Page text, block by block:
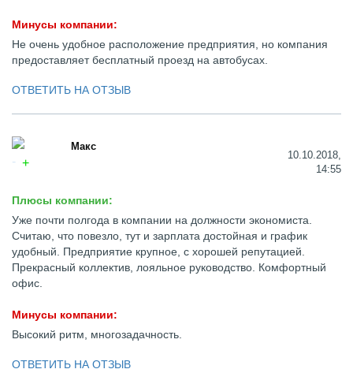
Минусы компании:
Не очень удобное расположение предприятия, но компания
предоставляет бесплатный проезд на автобусах.
ОТВЕТИТЬ НА ОТЗЫВ
Макс
10.10.2018,
14:55
Плюсы компании:
Уже почти полгода в компании на должности экономиста.
Считаю, что повезло, тут и зарплата достойная и график
удобный. Предприятие крупное, с хорошей репутацией.
Прекрасный коллектив, лояльное руководство. Комфортный
офис.
Минусы компании:
Высокий ритм, многозадачность.
ОТВЕТИТЬ НА ОТЗЫВ